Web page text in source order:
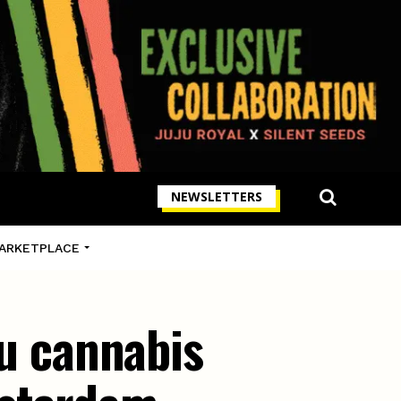
NEWSLETTERS
cannabis